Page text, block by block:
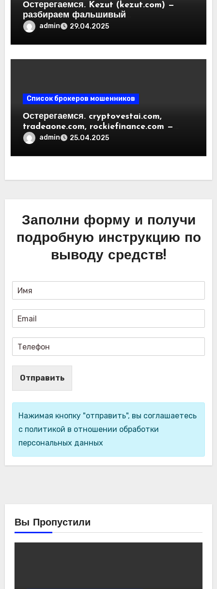
Остерегаемся. Kezut (kezut.com) —
разбираем фальшивый
криптовалютный обменник. Как
вернуть деньги. Отзывы
пользователей
admin 29.04.2025
Список брокеров мошенников
Остерегаемся. cryptovestai.com,
tradeaone.com, rockiefinance.com —
обзор новых платформ для
трейдинга. Отзывы пользователей
admin 25.04.2025
Заполни форму и получи
подробную инструкцию по
выводу средств!
Отправить
Нажимая кнопку "отправить", вы соглашаетесь
с политикой в отношении обработки
персональных данных
Вы Пропустили